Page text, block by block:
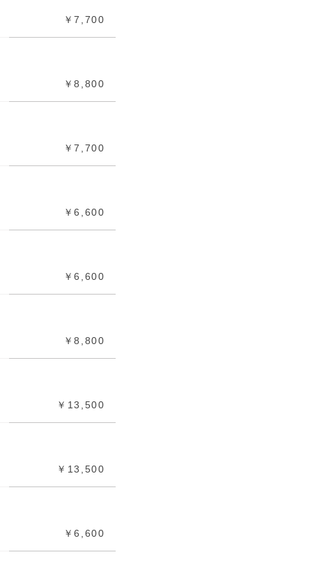
￥7,700
￥8,800
￥7,700
￥6,600
￥6,600
￥8,800
￥13,500
￥13,500
￥6,600